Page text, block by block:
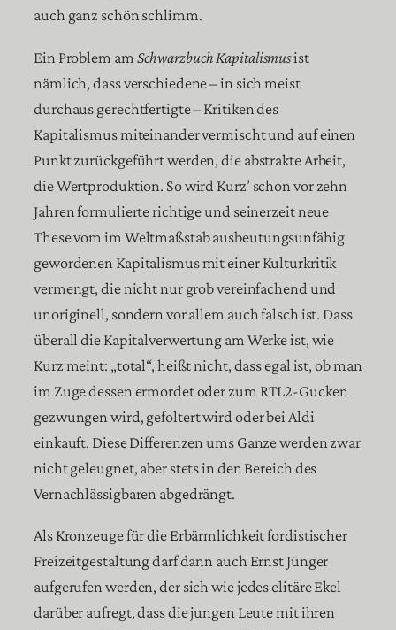
auch ganz schön schlimm.
Ein Problem am Schwarzbuch Kapitalismusist
nämlich, dass verschiedene – in sich meist
durchaus gerechtfertigte – Kritiken des
Kapitalismus miteinander vermischt und auf einen
Punkt zurückgeführt werden, die abstrakte Arbeit,
die Wertproduktion. So wird Kurz’ schon vor zehn
Jahren formulierte richtige und seinerzeit neue
These vom im Weltmaßstab ausbeutungsunfähig
gewordenen Kapitalismus mit einer Kulturkritik
vermengt, die nicht nur grob vereinfachend und
unoriginell, sondern vor allem auch falsch ist. Dass
überall die Kapitalverwertung am Werke ist, wie
Kurz meint: „total“, heißt nicht, dass egal ist, ob man
im Zuge dessen ermordet oder zum RTL2-Gucken
gezwungen wird, gefoltert wird oder bei Aldi
einkauft. Diese Differenzen ums Ganze werden zwar
nicht geleugnet, aber stets in den Bereich des
Vernachlässigbaren abgedrängt.
Als Kronzeuge für die Erbärmlichkeit fordistischer
Freizeitgestaltung darf dann auch Ernst Jünger
aufgerufen werden, der sich wie jedes elitäre Ekel
darüber aufregt, dass die jungen Leute mit ihren